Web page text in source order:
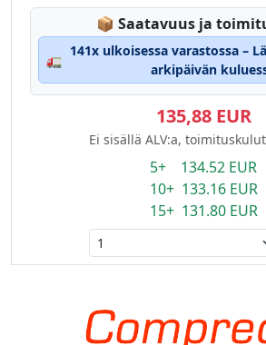
📦 Lagerstatus:
Saatavuus ja
🚛
141x ulkoisessa varastossa –
arkipäivän
135,88 EUR
Ei sisällä ALV:a,
5+ 134.52 EUR
10+ 133.16 EUR
15+ 131.80 EUR